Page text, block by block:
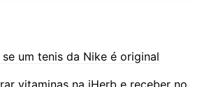
um tenis da Nike é original
vitaminas na iHerb e receber no